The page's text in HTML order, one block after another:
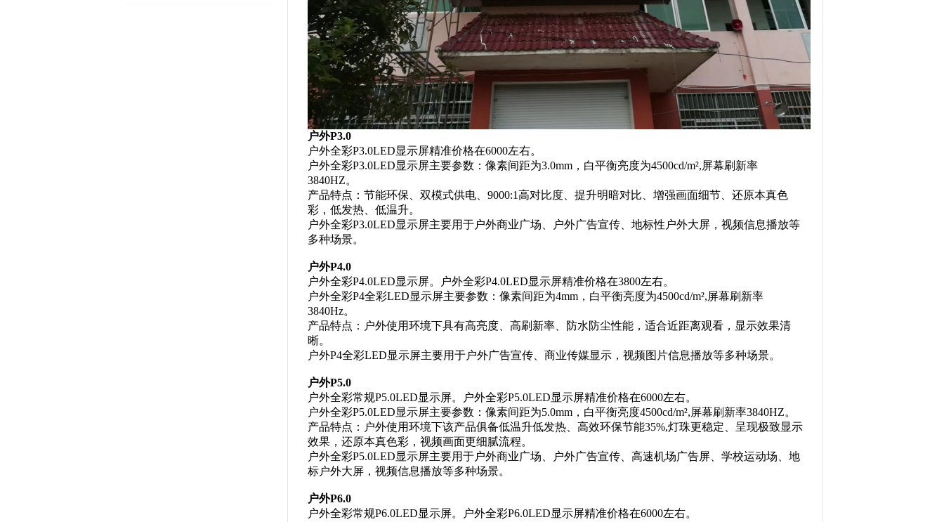
户外P3.0
户外全彩P3.0LED显示屏精准价格在6000左右。
户外全彩P3.0LED显示屏主要参数：像素间距为3.0mm，白平衡亮度为4500cd/m²,屏幕刷新率
3840HZ。
产品特点：节能环保、双模式供电、9000:1高对比度、提升明暗对比、增强画面细节、还原本真色
彩，低发热、低温升。
户外全彩P3.0LED显示屏主要用于户外商业广场、户外广告宣传、地标性户外大屏，视频信息播放等
多种场景。
户外P4.0
户外全彩P4.0LED显示屏。户外全彩P4.0LED显示屏精准价格在3800左右。
户外全彩P4全彩LED显示屏主要参数：像素间距为4mm，白平衡亮度为4500cd/m²,屏幕刷新率
3840Hz。
产品特点：户外使用环境下具有高亮度、高刷新率、防水防尘性能，适合近距离观看，显示效果清
晰。
户外P4全彩LED显示屏主要用于户外广告宣传、商业传媒显示，视频图片信息播放等多种场景。
户外P5.0
户外全彩常规P5.0LED显示屏。户外全彩P5.0LED显示屏精准价格在6000左右。
户外全彩P5.0LED显示屏主要参数：像素间距为5.0mm，白平衡亮度4500cd/m²,屏幕刷新率3840HZ。
产品特点：户外使用环境下该产品俱备低温升低发热、高效环保节能35%,灯珠更稳定、呈现极致显示
效果，还原本真色彩，视频画面更细腻流程。
户外全彩P5.0LED显示屏主要用于户外商业广场、户外广告宣传、高速机场广告屏、学校运动场、地
标户外大屏，视频信息播放等多种场景。
户外P6.0
户外全彩常规P6.0LED显示屏。户外全彩P6.0LED显示屏精准价格在6000左右。